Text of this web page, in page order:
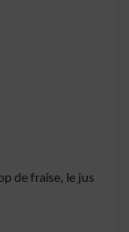
de fraise, le jus